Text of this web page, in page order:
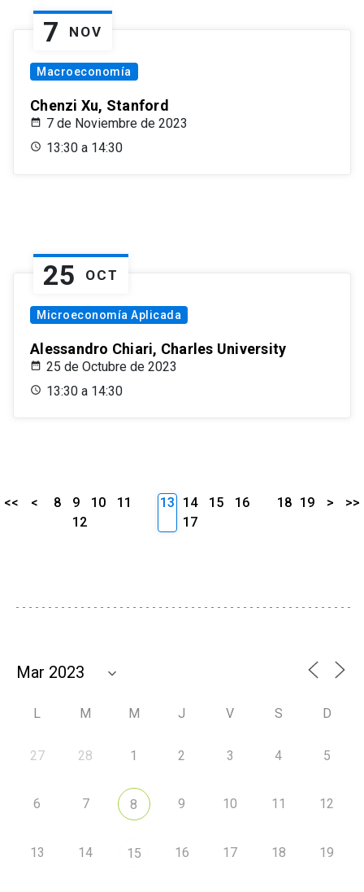
7 NOV
Macroeconomía
Chenzi Xu, Stanford
7 de Noviembre de 2023
13:30 a 14:30
25 OCT
Microeconomía Aplicada
Alessandro Chiari, Charles University
25 de Octubre de 2023
13:30 a 14:30
<< < 8 9 10
11
12
13 14 15
16
17
18 19 > >>
L M M J V S D
27 28 1 2 3 4 5
6 7 8 9 10 11 12
13 14 15 16 17 18 19